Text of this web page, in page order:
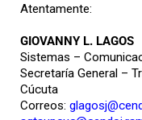
Atentamente:
GIOVANNY L. LAGOS
Sistemas –
Secretaría General –
Cúcuta
Correos: